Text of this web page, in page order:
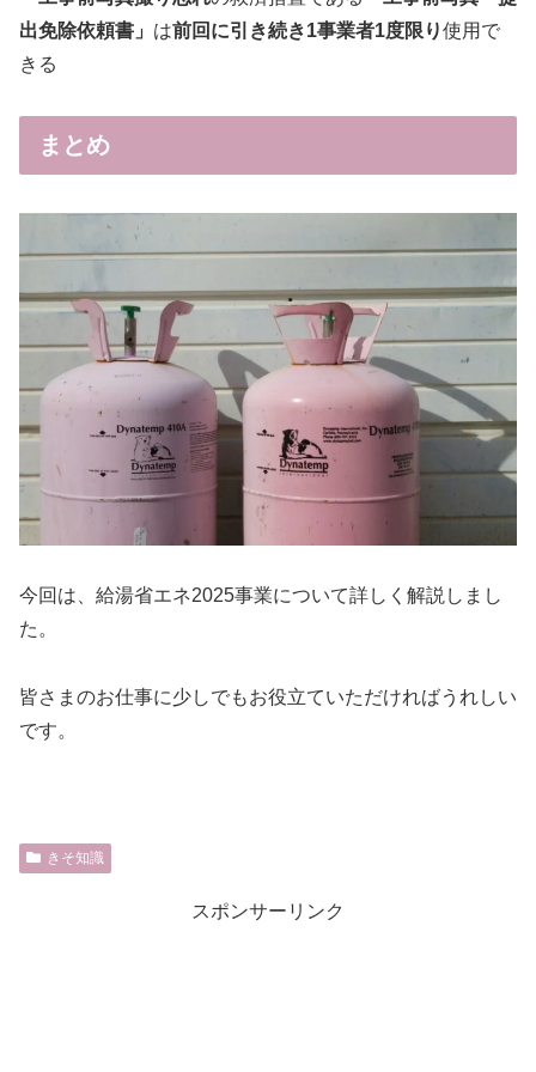
出免除依頼書」 は前回に引き続き1事業者1度限り使用で
きる
まとめ
今回は、給湯省エネ2025事業について詳しく解説しまし
た。
皆さまのお仕事に少しでもお役立ていただければうれしい
です。
きそ知識
スポンサーリンク